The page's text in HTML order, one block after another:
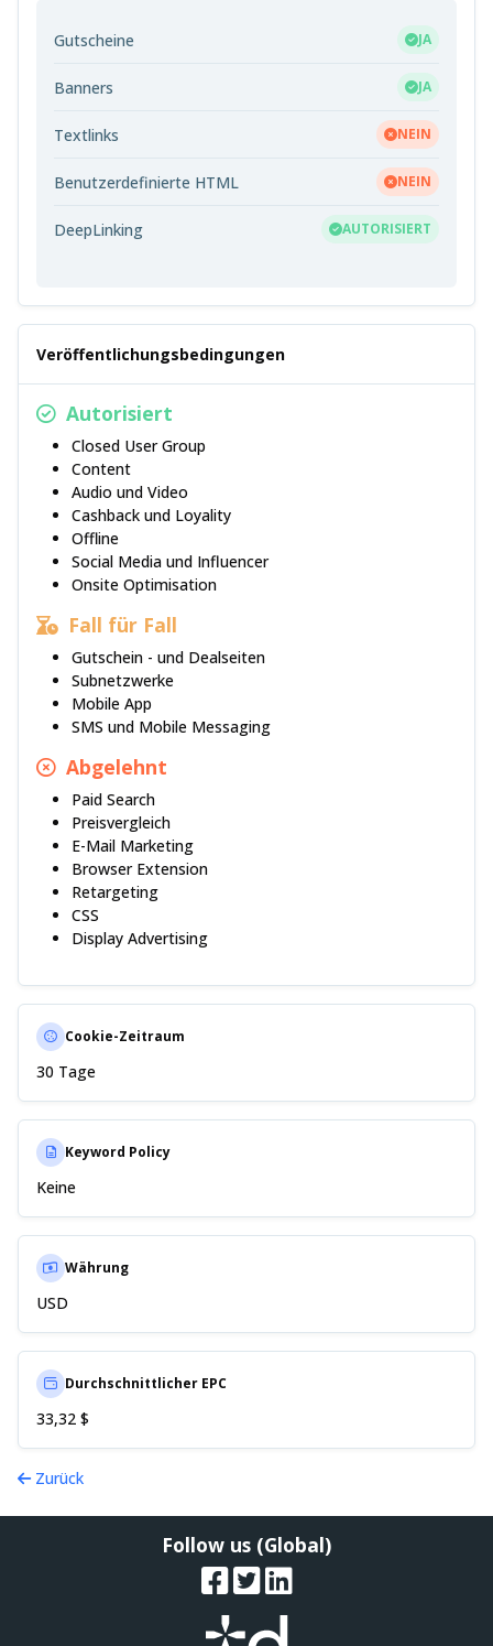
Gutscheine JA
Banners JA
Textlinks NEIN
Benutzerdefinierte HTML NEIN
DeepLinking AUTORISIERT
Veröffentlichungsbedingungen
Autorisiert
Closed User Group
Content
Audio und Video
Cashback und Loyality
Offline
Social Media und Influencer
Onsite Optimisation
Fall für Fall
Gutschein - und Dealseiten
Subnetzwerke
Mobile App
SMS und Mobile Messaging
Abgelehnt
Paid Search
Preisvergleich
E-Mail Marketing
Browser Extension
Retargeting
CSS
Display Advertising
Cookie-Zeitraum
30 Tage
Keyword Policy
Keine
Währung
USD
Durchschnittlicher EPC
33,32 $
Zurück
Follow us (Global)